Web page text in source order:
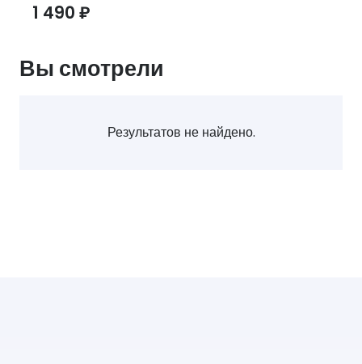
1 490 ₽
Вы смотрели
Результатов не найдено.